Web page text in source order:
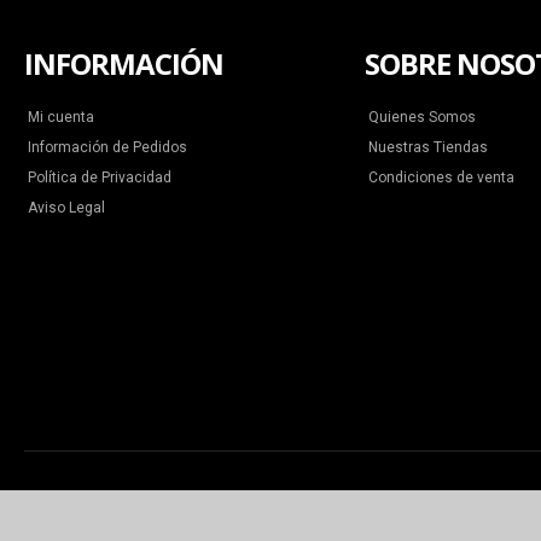
INFORMACIÓN
Mi cuenta
Información de Pedidos
Política de Privacidad
Aviso Legal
SOBRE
Quienes Somos
Nuestras Tiendas
Condiciones de venta